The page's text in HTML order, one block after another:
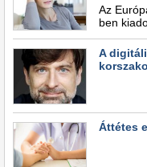
Az
ben
A
Áttétes